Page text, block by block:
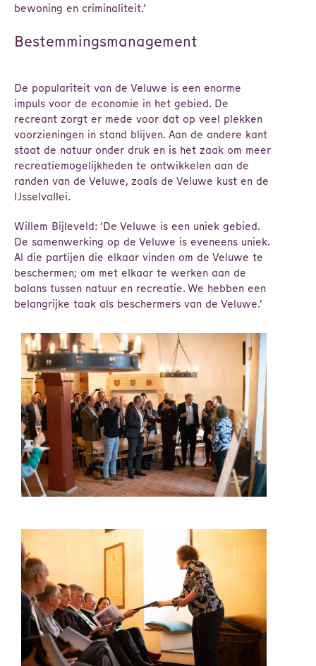
bewoning en criminaliteit.’
Bestemmingsmanagement
De populariteit van de Veluwe is een enorme
impuls voor de economie in het gebied. De
recreant zorgt er mede voor dat op veel plekken
voorzieningen in stand blijven. Aan de andere kant
staat de natuur onder druk en is het zaak om meer
recreatiemogelijkheden te ontwikkelen aan de
randen van de Veluwe, zoals de Veluwe kust en de
IJsselvallei.
Willem Bijleveld: ’De Veluwe is een uniek gebied.
De samenwerking op de Veluwe is eveneens uniek.
Al die partijen die elkaar vinden om de Veluwe te
beschermen; om met elkaar te werken aan de
balans tussen natuur en recreatie. We hebben een
belangrijke taak als beschermers van de Veluwe.’